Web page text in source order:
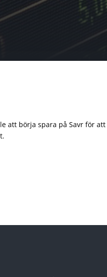
att börja spara på Savr för